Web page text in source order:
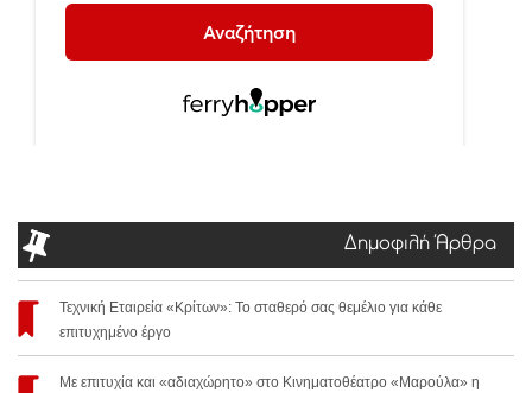
Δημοφιλή Άρθρα
Τεχνική Εταιρεία «Κρίτων»: Το σταθερό σας θεμέλιο για κάθε
επιτυχημένο έργο
Με επιτυχία και «αδιαχώρητο» στο Κινηματοθέατρο «Μαρούλα» η